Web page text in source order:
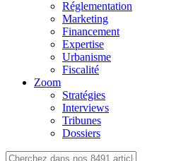
Réglementation
Marketing
Financement
Expertise
Urbanisme
Fiscalité
Zoom
Stratégies
Interviews
Tribunes
Dossiers